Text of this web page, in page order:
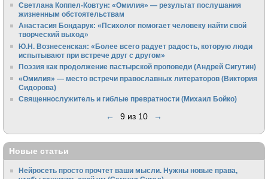
Светлана Коппел-Ковтун: «Омилия» — результат послушания
жизненным обстоятельствам
Анастасия Бондарук: «Психолог помогает человеку найти свой
творческий выход»
Ю.Н. Вознесенская: «Более всего радует радость, которую люди
испытывают при встрече друг с другом»
Поэзия как продолжение пастырской проповеди (Андрей Сигутин)
«Омилия» — место встречи православных литераторов (Виктория
Сидорова)
Священнослужитель и гиблые превратности (Михаил Бойко)
← 9 из 10 →
Новые статьи
Нейросеть просто прочтет ваши мысли. Нужны новые права,